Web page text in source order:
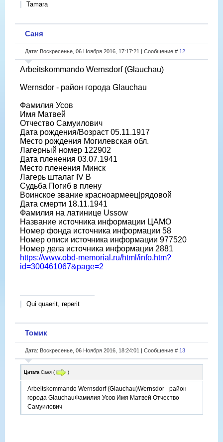
Tamara
Саня
Дата: Воскресенье, 06 Ноября 2016, 17:17:21 | Сообщение # 12
Arbeitskommando Wernsdorf (Glauchau)
Wernsdor - район города Glauchau
Фамилия Усов
Имя Матвей
Отчество Самуилович
Дата рождения/Возраст 05.11.1917
Место рождения Могилевская обл.
Лагерный номер 122902
Дата пленения 03.07.1941
Место пленения Минск
Лагерь шталаг IV B
Судьба Погиб в плену
Воинское звание красноармеец|рядовой
Дата смерти 18.11.1941
Фамилия на латинице Ussow
Название источника информации ЦАМО
Номер фонда источника информации 58
Номер описи источника информации 977520
Номер дела источника информации 2881
https://www.obd-memorial.ru/html/info.htm?
id=300461067&page=2
Qui quaerit, reperit
Томик
Дата: Воскресенье, 06 Ноября 2016, 18:24:01 | Сообщение # 13
Цитата Саня ( )
Arbeitskommando Wernsdorf (Glauchau)Wernsdor - район
города GlauchauФамилия Усов Имя Матвей Отчество
Самуилович